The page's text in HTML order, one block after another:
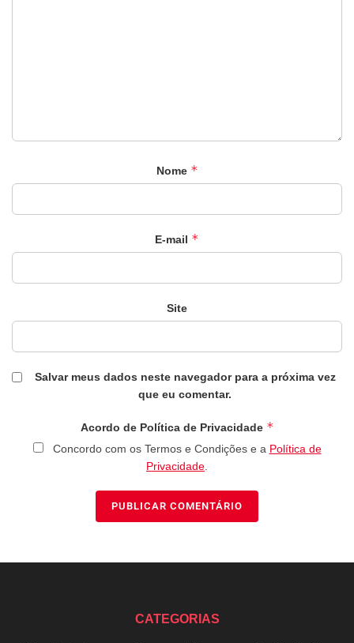
Nome *
E-mail *
Site
Salvar meus dados neste navegador para a próxima vez
que eu comentar.
Acordo de Política de Privacidade *
Concordo com os Termos e Condições e a Política de
Privacidade.
CATEGORIAS